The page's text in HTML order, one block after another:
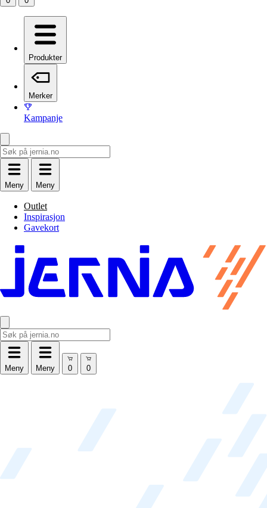
Produkter
Merker
Kampanje
Meny Meny
Outlet
Inspirasjon
Gavekort
Meny Meny